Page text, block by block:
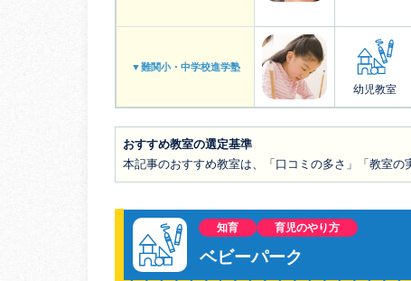
▼難関小・中学校進学塾
幼児教室
おすすめ教室の選定基準
本記事のおすすめ教室は、「口コミの多さ」「教室の
知育 育児のやり方
ベビーパーク